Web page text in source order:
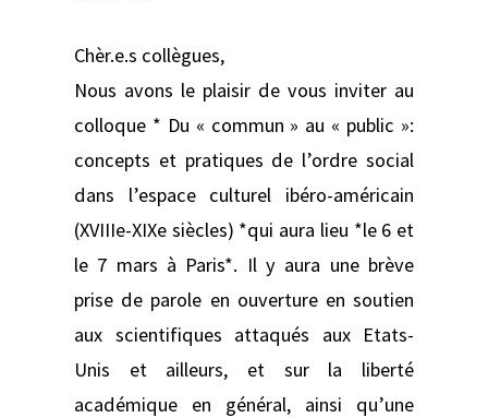
Chèr.e.s collègues,
Nous avons le plaisir de vous inviter au
colloque * Du « commun » au « public »:
concepts et pratiques de l’ordre social
dans l’espace culturel ibéro-américain
(XVIIIe-XIXe siècles) *qui aura lieu *le 6 et
le 7 mars à Paris*. Il y aura une brève
prise de parole en ouverture en soutien
aux scientifiques attaqués aux Etats-
Unis et ailleurs, et sur la liberté
académique en général, ainsi qu’une